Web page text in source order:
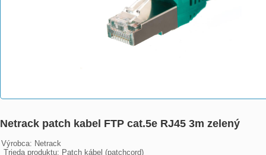
Netrack patch kabel FTP cat.5e RJ45 3m zelený
Výrobca: Netrack